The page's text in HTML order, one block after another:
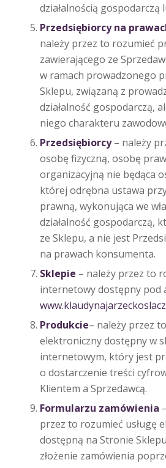
działalnością gospodarczą
Przedsiębiorcy na
należy przez to rozumieć
zawierającego ze
w ramach prowadzonego
Sklepu, związaną z
działalność gospodarczą,
niego charakteru
Przedsiębiorcy– należy
osobę fizyczną, osobę
organizacyjną nie będąca
której odrębna ustawa
prawną, wykonująca we
działalność gospodarczą,
ze Sklepu, a nie jest
na prawach konsumenta.
Sklepie – należy przez to
internetowy dostępny pod
Produkcie– należy przez
elektroniczny dostępny w
internetowym, który jest
o dostarczenie treści
Klientem a Sprzedawcą.
Formularzu zamówienia
przez to rozumieć usługę
dostępną na Stronie
złożenie zamówienia